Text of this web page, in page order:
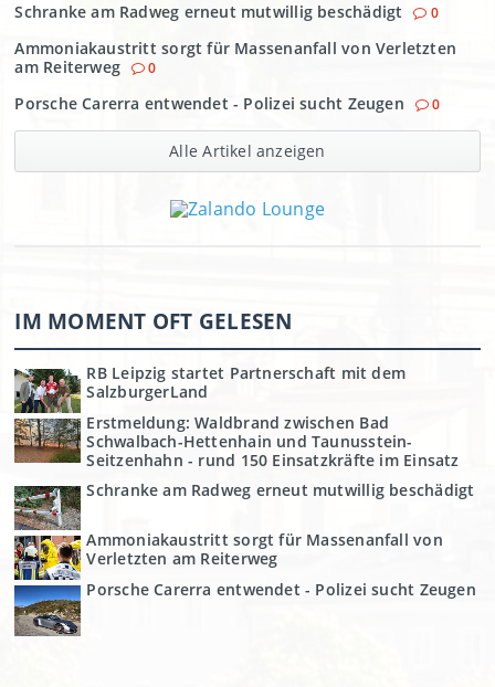
Schranke am Radweg erneut mutwillig beschädigt 0
Ammoniakaustritt sorgt für Massenanfall von Verletzten
am Reiterweg
0
Porsche Carerra entwendet - Polizei sucht Zeugen 0
Alle Artikel anzeigen
IM MOMENT OFT GELESEN
RB Leipzig startet Partnerschaft mit dem
SalzburgerLand
Erstmeldung: Waldbrand zwischen Bad
Schwalbach-Hettenhain und Taunusstein-
Seitzenhahn - rund 150 Einsatzkräfte im Einsatz
Schranke am Radweg erneut mutwillig beschädigt
Ammoniakaustritt sorgt für Massenanfall von
Verletzten am Reiterweg
Porsche Carerra entwendet - Polizei sucht Zeugen